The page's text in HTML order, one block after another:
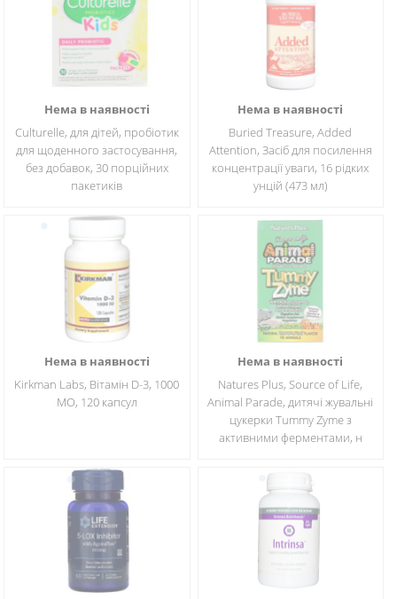
Нема в наявності
Culturelle, для дітей, пробіотик
для щоденного застосування,
без добавок, 30 порційних
пакетиків
Нема в наявності
Buried Treasure, Added
Attention, Засіб для посилення
концентрації уваги, 16 рідких
унцій (473 мл)
Нема в наявності
Kirkman Labs, Вітамін D-3, 1000
МО, 120 капсул
Нема в наявності
Natures Plus, Source of Life,
Animal Parade, дитячі жувальні
цукерки Tummy Zyme з
активними ферментами, н